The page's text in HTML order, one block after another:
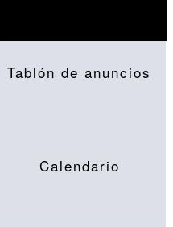
Tablón de anuncios
Calendario